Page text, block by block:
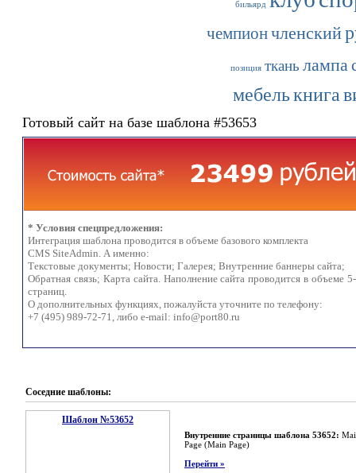
бильярд
чемпиончленский
позиция ткань лампа
мебелькнига
Готовый сайт на базе шаблона #53653
* Условия спецпредложения:
Интеграция шаблона проводится в объеме базового комплекта
CMS SiteAdmin. А именно:
Текстовые документы; Новости; Галерея; Внутренние баннеры сайта;
Обратная связь; Карта сайта. Наполнение сайта проводится в объеме
страниц.
О дополнительных функциях, пожалуйста уточните по телефону:
+7 (495) 989-72-71, либо e-mail: info@port80.ru
Соседние шаблоны:
Шаблон №53652
Внутренние страницы шаблона 53652:
Page (Main Page)
Перейти »